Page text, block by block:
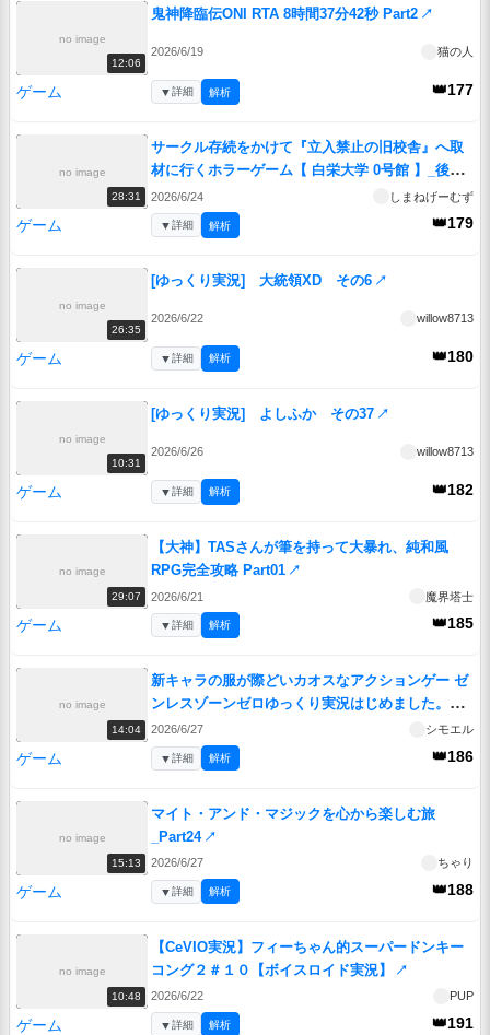
no image
12:06
鬼神降臨伝ONI RTA 8時間37分42秒 Part2 ↗
2026/6/19 猫の人
ゲーム 👑177
▼詳細 解析
no image
28:31
サークル存続をかけて『立入禁止の旧校舎』へ取
材に行くホラーゲーム【 白栄大学 0号館 】_後編
『VOICEROID実況/重音テト・宮舞モカ』↗
2026/6/24 しまねげーむず
ゲーム 👑179
▼詳細 解析
no image
26:35
[ゆっくり実況] 大統領XD その6 ↗
2026/6/22 willow8713
ゲーム 👑180
▼詳細 解析
no image
10:31
[ゆっくり実況] よしふか その37 ↗
2026/6/26 willow8713
ゲーム 👑182
▼詳細 解析
no image
29:07
【大神】TASさんが筆を持って大暴れ、純和風
RPG完全攻略 Part01 ↗
2026/6/21 魔界塔士
ゲーム 👑185
▼詳細 解析
no image
14:04
新キャラの服が際どいカオスなアクションゲー ゼ
ンレスゾーンゼロゆっくり実況はじめました。２
７↗
2026/6/27 シモエル
ゲーム 👑186
▼詳細 解析
no image
15:13
マイト・アンド・マジックを心から楽しむ旅
_Part24 ↗
2026/6/27 ちゃり
ゲーム 👑188
▼詳細 解析
no image
10:48
【CeVIO実況】フィーちゃん的スーパードンキー
コング２＃１０【ボイスロイド実況】
↗
2026/6/22 PUP
ゲーム 👑191
▼詳細 解析